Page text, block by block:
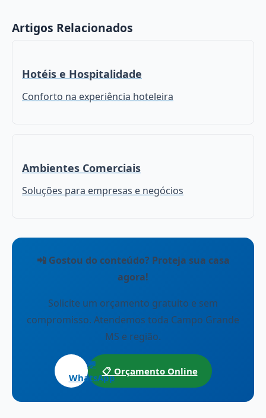
Artigos Relacionados
Hotéis e Hospitalidade
Conforto na experiência hoteleira
Ambientes Comerciais
Soluções para empresas e negócios
📲 Gostou do conteúdo? Proteja sua casa
agora!
Solicite um orçamento gratuito e sem
compromisso. Atendemos toda Campo Grande
MS e região.
💬
WhatsApp
📋 Orçamento Online